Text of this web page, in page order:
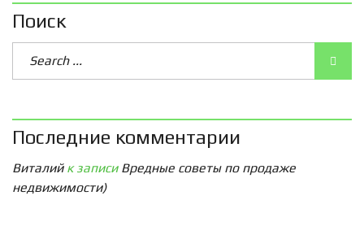
Поиск
Последние комментарии
Виталийк записи Вредные советы по продаже
недвижимости)